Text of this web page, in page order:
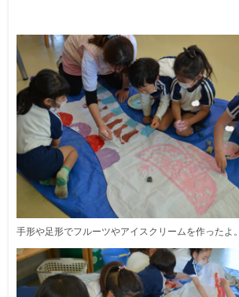
手形や足形でフルーツやアイスクリームを作ったよ。